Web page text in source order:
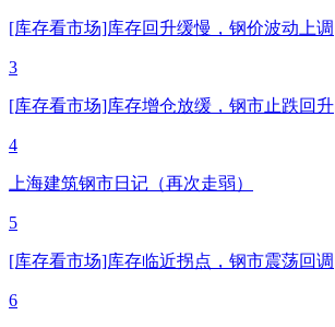
[库存看市场]库存回升缓慢，钢价波动上调
3
[库存看市场]库存增仓放缓，钢市止跌回升
4
上海建筑钢市日记（再次走弱）
5
[库存看市场]库存临近拐点，钢市震荡回调
6